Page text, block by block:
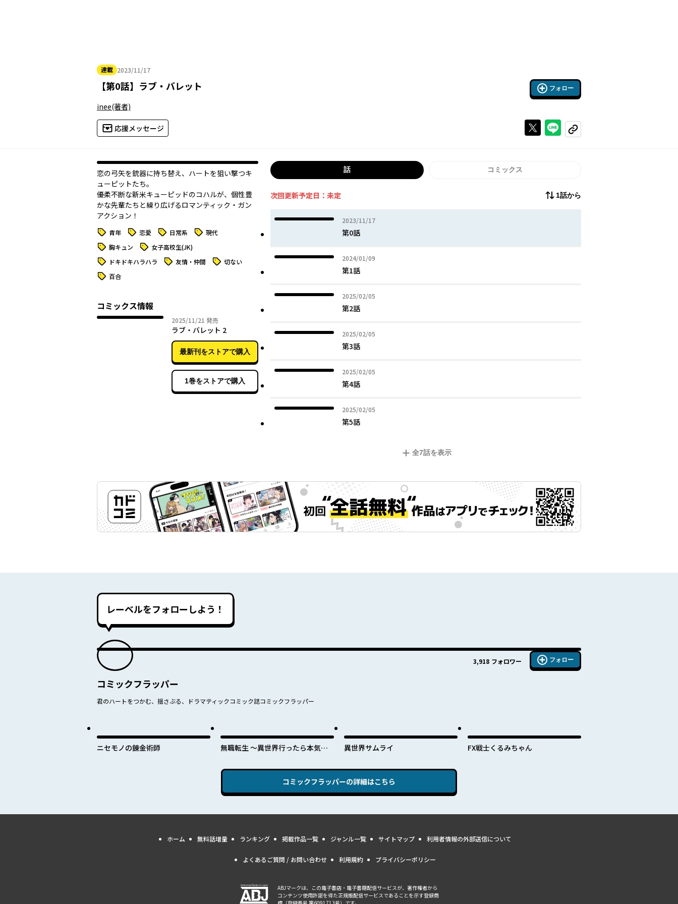
連載 2023/11/17
2023年11月17日
【第0話】 ラブ・バレット フォロー
inee(著者)
応援メッセージ Xで投稿するラインでシェアする
コピーする
恋の弓矢を銃器に持ち替え、ハートを狙い撃つキ
ューピットたち。
優柔不断な新米キューピッドのコハルが、個性豊
かな先輩たちと繰り広げるロマンティック・ガン
アクション！
タグ 青年 タグ 恋愛 タグ 日常系 タグ 現代
タグ 胸キュン タグ 女子高校生(JK)
タグ ドキドキハラハラ タグ 友情・仲間 タグ 切ない
タグ 百合
コミックス情報
2025/11/21 2025年11月21日
発売
ラブ・バレット 2
最新刊をストアで購入
1巻をストアで購入
話 コミックス
次回更新予定日：未定 1話から
2023/11/17
2023年11月17日
第0話
2024/01/09
2024年01月09日
第1話
2025/02/05
2025年02月05日
第2話
2025/02/05
2025年02月05日
第3話
2025/02/05
2025年02月05日
第4話
2025/02/05
2025年02月05日
第5話
全7話を表示
レーベルをフォローしよう！
3,918 フォロワー フォロー
コミックフラッパー
君のハートをつかむ、揺さぶる、ドラマティックコミック誌コミックフラッパー
ニセモノの錬金術師
無職転生 ～異世界行ったら本気だ
異世界サムライ FX戦士くるみちゃん
コミックフラッパーの詳細はこちら
ホーム 無料話増量 ランキング 掲載作品一覧 ジャンル一覧 サイトマップ 利用者情報の外部送信について
よくあるご質問 / お問い合わせ 利用規約 プライバシーポリシー
ABJマークは、この電子書店・電子書籍配信サービスが、著作権者から
コンテンツ使用許諾を得た正規版配信サービスであることを示す登録商